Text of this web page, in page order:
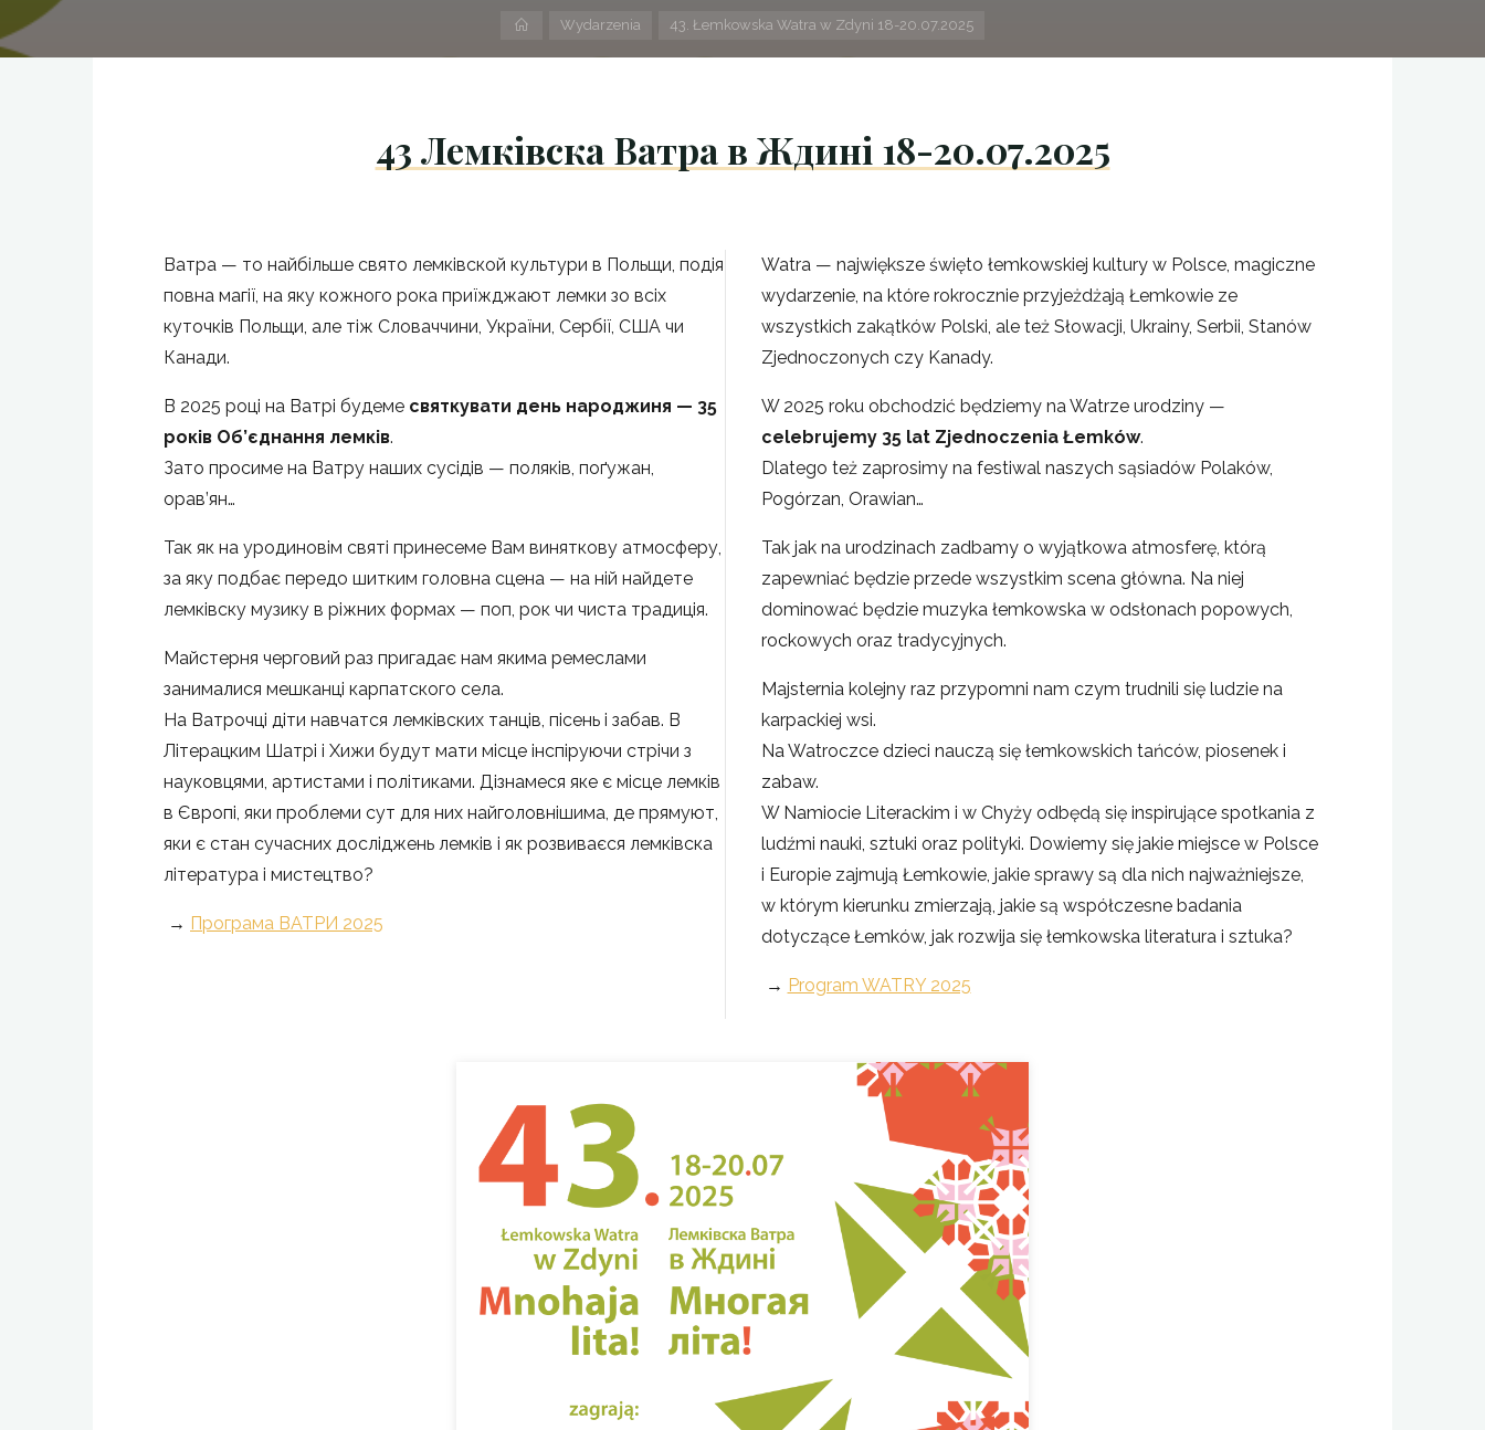
StronaWydarzenia 43. Łemkowska Watra w Zdyni 18-20.07.2025
43 Лемківска Ватра в Ждині 18-20.07.2025
Ватра — то найбільше свято лемківской культури в Польщи, подія
повна магії, на яку кожного рока приїжджают лемки зо всіх
куточків Польщи, але тіж Словаччини, України, Сербії, США чи
Канади.
В 2025 році на Ватрі будеме святкувати день народжиня — 35
років Об’єднання лемків.
Зато просиме на Ватру наших сусідів — поляків, поґужан,
орав’ян…
Так як на уродиновім святі принесеме Вам виняткову атмосферу,
за яку подбає передо шитким головна сцена — на ній найдете
лемківску музику в ріжних формах — поп, рок чи чиста традиція.
Майстерня черговий раз пригадає нам якима ремеслами
занималися мешканці карпатского села.
На Ватрочці діти навчатся лемківских танців, пісень і забав. В
Літерацким Шатрі і Хижи будут мати місце інспіруючи стрічи з
науковцями, артистами і політиками. Дізнамеся яке є місце лемків
в Європі, яки проблеми сут для них найголовнішима, де прямуют,
яки є стан сучасних досліджень лемків і як розвиваєся лемківска
література і мистецтво?
→ Програма ВАТРИ 2025
Watra — największe święto łemkowskiej kultury w Polsce, magiczne
wydarzenie, na które rokrocznie przyjeżdżają Łemkowie ze
wszystkich zakątków Polski, ale też Słowacji, Ukrainy, Serbii, Stanów
Zjednoczonych czy Kanady.
W 2025 roku obchodzić będziemy na Watrze urodziny —
celebrujemy 35 lat Zjednoczenia Łemków.
Dlatego też zaprosimy na festiwal naszych sąsiadów Polaków,
Pogórzan, Orawian…
Tak jak na urodzinach zadbamy o wyjątkowa atmosferę, którą
zapewniać będzie przede wszystkim scena główna. Na niej
dominować będzie muzyka łemkowska w odsłonach popowych,
rockowych oraz tradycyjnych.
Majsternia kolejny raz przypomni nam czym trudnili się ludzie na
karpackiej wsi.
Na Watroczce dzieci nauczą się łemkowskich tańców, piosenek i
zabaw.
W Namiocie Literackim i w Chyży odbędą się inspirujące spotkania z
ludźmi nauki, sztuki oraz polityki. Dowiemy się jakie miejsce w Polsce
i Europie zajmują Łemkowie, jakie sprawy są dla nich najważniejsze,
w którym kierunku zmierzają, jakie są współczesne badania
dotyczące Łemków, jak rozwija się łemkowska literatura i sztuka?
→ Program WATRY 2025